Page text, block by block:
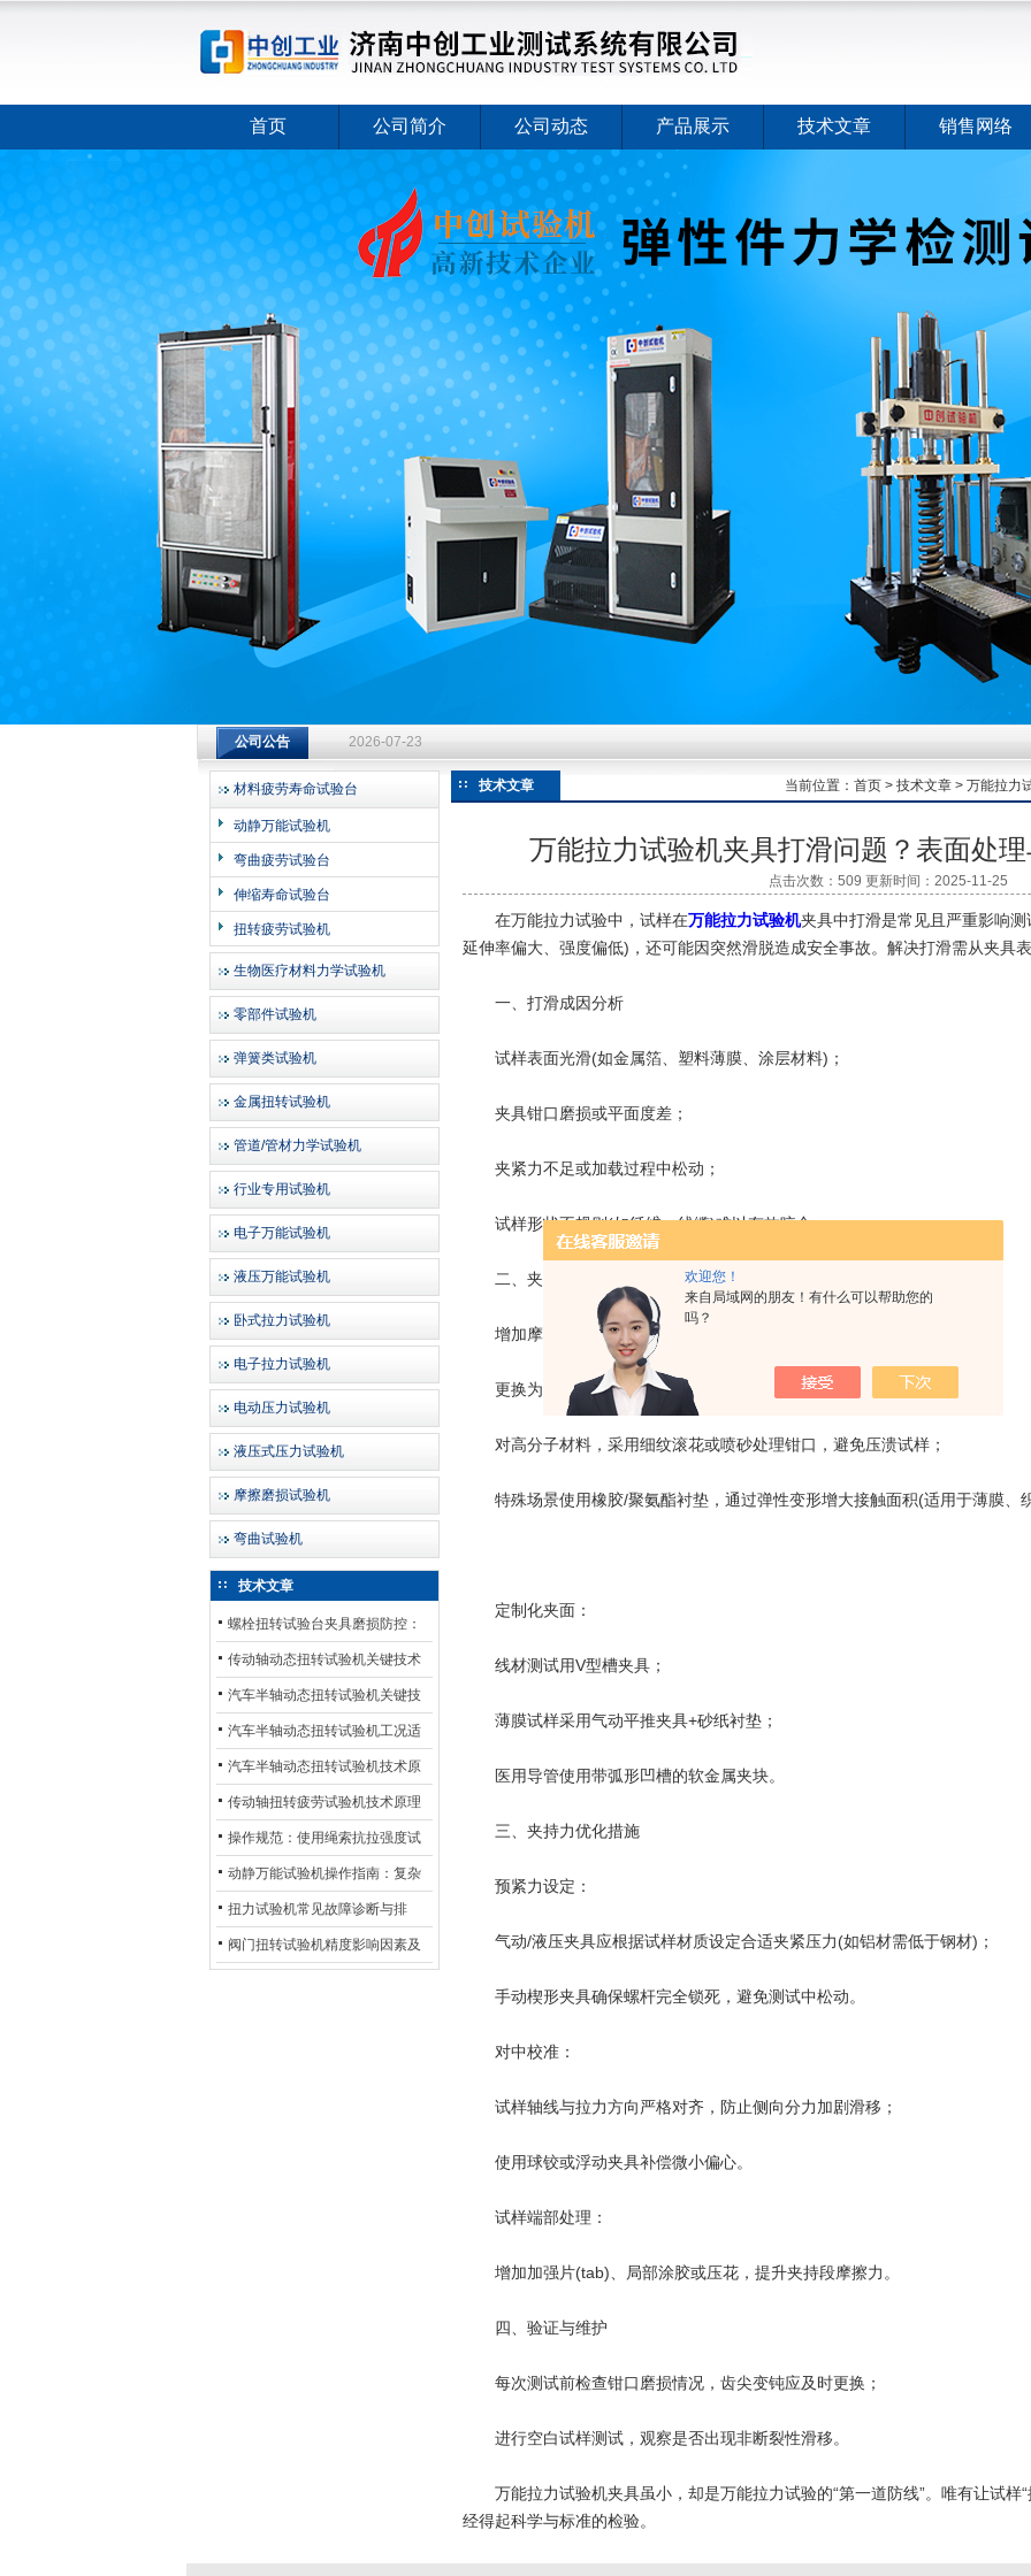
欢迎您！
来自局域网的朋友！有什么可以帮助您的
吗？
济南中创工业测试系统有限公司
首页 公司简介 公司动态 产品展示 技术文章 销售网络
公司公告 2026-07-23
钻杆扭转试验台选型指南：从额定扭矩到加载频率的工况适配逻辑
2026-07-23
钻杆扭转试验台选型指南：从额定扭矩到加载频率的工况适配逻辑
2026-07-23
材料疲劳寿命试验台
动静万能试验机
弯曲疲劳试验台
伸缩寿命试验台
扭转疲劳试验机
生物医疗材料力学试验机
零部件试验机
弹簧类试验机
金属扭转试验机
管道/管材力学试验机
行业专用试验机
电子万能试验机
液压万能试验机
卧式拉力试验机
电子拉力试验机
电动压力试验机
液压式压力试验机
摩擦磨损试验机
弯曲试验机
技术文章
螺栓扭转试验台夹具磨损防控：
材质选型与表面处理的耐用性优
化
传动轴动态扭转试验机关键技术
及产业落地应用
汽车半轴动态扭转试验机关键技
术及产业落地应用
汽车半轴动态扭转试验机工况适
配与质控应用探析
汽车半轴动态扭转试验机技术原
理与行业应用
传动轴扭转疲劳试验机技术原理
与行业应用
操作规范：使用绳索抗拉强度试
验机的完整测试步骤
动静万能试验机操作指南：复杂
动态测试的标准化流程
扭力试验机常见故障诊断与排
除：从传感器信号异常到机械传
阀门扭转试验机精度影响因素及
技术文章 当前位置： 首页 > 技术文章 > 万能拉力
万能拉力试验机夹具打滑问题？表面处
点击次数：509 更新时间：2025-11-25
在万能拉力试验中，试样在万能拉力试验机夹具中打滑是常见且严重影响
延伸率偏大、强度偏低)，还可能因突然滑脱造成安全事故。解决打滑需从夹具
一、打滑成因分析
试样表面光滑(如金属箔、塑料薄膜、涂层材料)；
夹具钳口磨损或平面度差；
夹紧力不足或加载过程中松动；
试样形状不规则(如纤维、线缆)难以有效咬合。
二、夹具表面处理方案
增加摩擦系数：
更换为硬质合金锯齿钳口(齿距0.8–1.5 mm)，适用于金属、复合材料；
对高分子材料，采用细纹滚花或喷砂处理钳口，避免压溃试样；
特殊场景使用橡胶/聚氨酯衬垫，通过弹性变形增大接触面积(适用于薄膜、
定制化夹面：
线材测试用V型槽夹具；
薄膜试样采用气动平推夹具+砂纸衬垫；
医用导管使用带弧形凹槽的软金属夹块。
三、夹持力优化措施
预紧力设定：
气动/液压夹具应根据试样材质设定合适夹紧压力(如铝材需低于钢材)；
手动楔形夹具确保螺杆完全锁死，避免测试中松动。
对中校准：
试样轴线与拉力方向严格对齐，防止侧向分力加剧滑移；
使用球铰或浮动夹具补偿微小偏心。
试样端部处理：
增加加强片(tab)、局部涂胶或压花，提升夹持段摩擦力。
四、验证与维护
每次测试前检查钳口磨损情况，齿尖变钝应及时更换；
进行空白试样测试，观察是否出现非断裂性滑移。
万能拉力试验机夹具虽小，却是万能拉力试验的“第一道防线”。唯有让试样“
经得起科学与标准的检验。